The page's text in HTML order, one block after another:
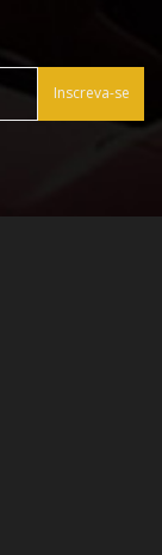
Inscreva-se